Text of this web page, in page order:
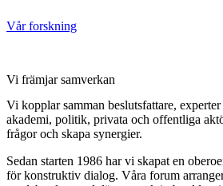
Vår forskning
Vi främjar samverkan
Vi kopplar samman beslutsfattare,
akademi, politik, privata och offentliga
frågor och skapa synergier.
Sedan starten 1986 har vi skapat en
för konstruktiv dialog. Våra forum